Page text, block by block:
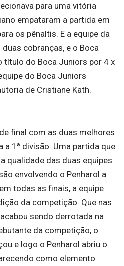
para uma vitória
empataram a partida em
os pênaltis. E a equipe da
cobranças, e o Boca
título do Boca Juniors por 4 x
do Boca Juniors
de Cristiane Kath.
final com as duas melhores
a 1ª divisão. Uma partida que
qualidade das duas equipes.
envolvendo o Penharol a
todas as finais, a equipe
da competição. Que nas
sendo derrotada na
da competição, o
e logo o Penharol abriu o
como elemento